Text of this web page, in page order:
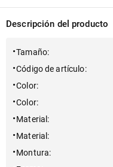
Descripción del producto
Tamaño:
Código de artículo:
Color:
Color:
Material :
Material :
Montura: